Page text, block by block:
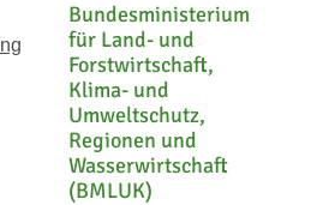
Bundesministerium
für Land- und
Forstwirtschaft,
Klima- und
Umweltschutz,
Regionen und
Wasserwirtschaft
(BMLUK)